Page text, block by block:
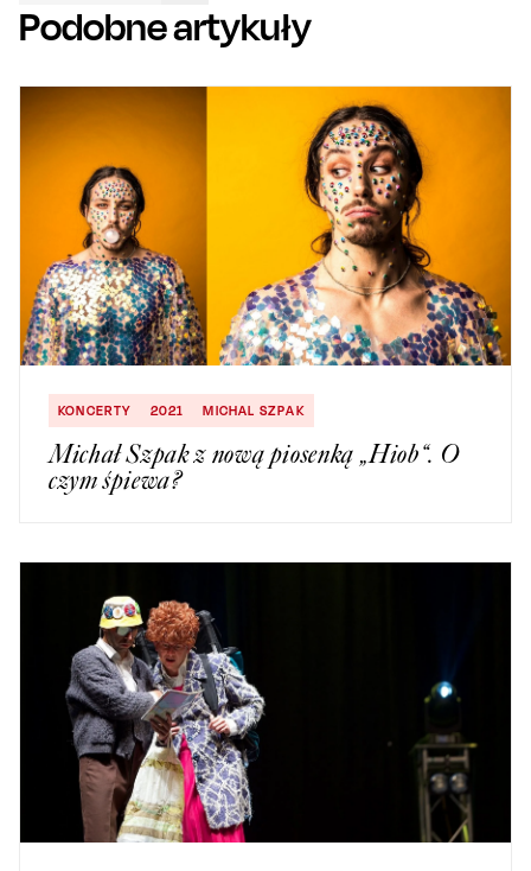
Podobne artykuły
KONCERTY 2021 MICHAL SZPAK
Michał Szpak z nową piosenką „Hiob“. O
czym śpiewa?